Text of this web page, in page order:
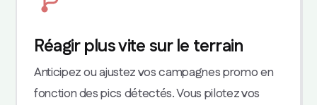
Réagir plus vite sur le terrain
Anticipez ou ajustez vos campagnes promo en
fonction des pics détectés. Vous pilotez vos